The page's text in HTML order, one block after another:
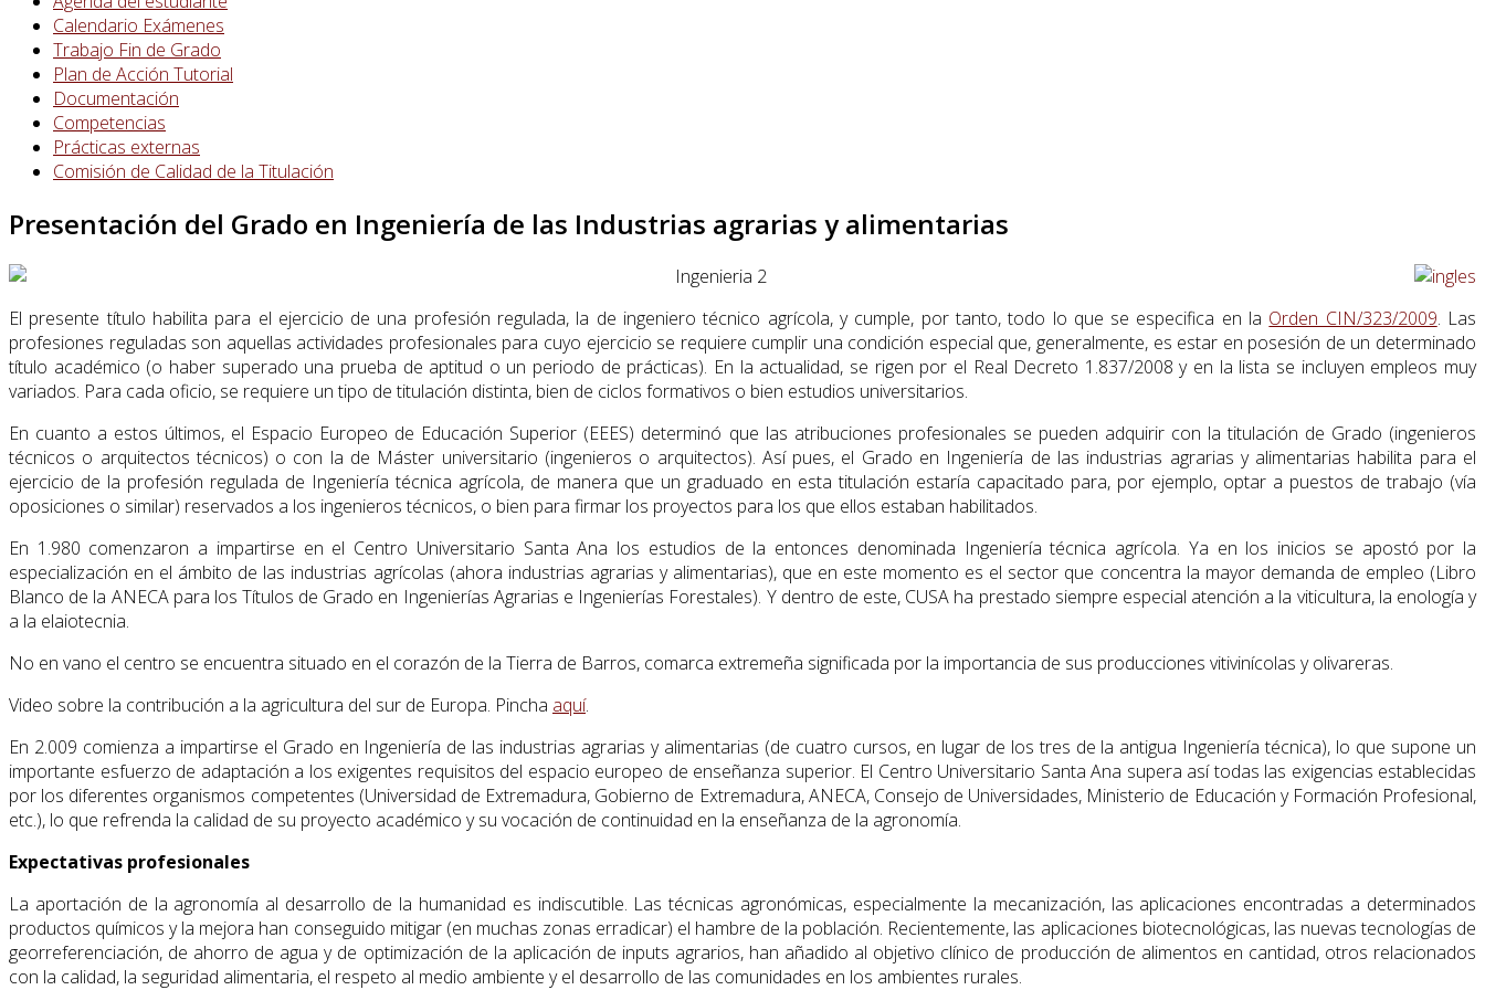
Calendario Exámenes
Trabajo Fin de Grado
Plan de Acción Tutorial
Documentación
Competencias
Prácticas externas
Comisión de Calidad de la Titulación
Presentación del Grado en Ingeniería de las Industrias agrarias y alimentarias
El presente título habilita para el ejercicio de una profesión regulada, la de ingeniero técnico agrícola, y cumple, por tanto, todo lo que se especifica en la Orden CIN/323/2009. Las
profesiones reguladas son aquellas actividades profesionales para cuyo ejercicio se requiere cumplir una condición especial que, generalmente, es estar en posesión de un determinado
título académico (o haber superado una prueba de aptitud o un periodo de prácticas). En la actualidad, se rigen por el Real Decreto 1.837/2008 y en la lista se incluyen empleos muy
variados. Para cada oficio, se requiere un tipo de titulación distinta, bien de ciclos formativos o bien estudios universitarios.
En cuanto a estos últimos, el Espacio Europeo de Educación Superior (EEES) determinó que las atribuciones profesionales se pueden adquirir con la titulación de Grado (ingenieros
técnicos o arquitectos técnicos) o con la de Máster universitario (ingenieros o arquitectos). Así pues, el Grado en Ingeniería de las industrias agrarias y alimentarias habilita para el
ejercicio de la profesión regulada de Ingeniería técnica agrícola, de manera que un graduado en esta titulación estaría capacitado para, por ejemplo, optar a puestos de trabajo (vía
oposiciones o similar) reservados a los ingenieros técnicos, o bien para firmar los proyectos para los que ellos estaban habilitados.
En 1.980 comenzaron a impartirse en el Centro Universitario Santa Ana los estudios de la entonces denominada Ingeniería técnica agrícola. Ya en los inicios se apostó por la
especialización en el ámbito de las industrias agrícolas (ahora industrias agrarias y alimentarias), que en este momento es el sector que concentra la mayor demanda de empleo (Libro
Blanco de la ANECA para los Títulos de Grado en Ingenierías Agrarias e Ingenierías Forestales). Y dentro de este, CUSA ha prestado siempre especial atención a la viticultura, la enología y
a la elaiotecnia.
No en vano el centro se encuentra situado en el corazón de la Tierra de Barros, comarca extremeña significada por la importancia de sus producciones vitivinícolas y olivareras.
Video sobre la contribución a la agricultura del sur de Europa. Pincha aquí.
En 2.009 comienza a impartirse el Grado en Ingeniería de las industrias agrarias y alimentarias (de cuatro cursos, en lugar de los tres de la antigua Ingeniería técnica), lo que supone un
importante esfuerzo de adaptación a los exigentes requisitos del espacio europeo de enseñanza superior. El Centro Universitario Santa Ana supera así todas las exigencias establecidas
por los diferentes organismos competentes (Universidad de Extremadura, Gobierno de Extremadura, ANECA, Consejo de Universidades, Ministerio de Educación y Formación Profesional,
etc.), lo que refrenda la calidad de su proyecto académico y su vocación de continuidad en la enseñanza de la agronomía.
Expectativas profesionales
La aportación de la agronomía al desarrollo de la humanidad es indiscutible. Las técnicas agronómicas, especialmente la mecanización, las aplicaciones encontradas a determinados
productos químicos y la mejora han conseguido mitigar (en muchas zonas erradicar) el hambre de la población. Recientemente, las aplicaciones biotecnológicas, las nuevas tecnologías de
georreferenciación, de ahorro de agua y de optimización de la aplicación de inputs agrarios, han añadido al objetivo clínico de producción de alimentos en cantidad, otros relacionados
con la calidad, la seguridad alimentaria, el respeto al medio ambiente y el desarrollo de las comunidades en los ambientes rurales.